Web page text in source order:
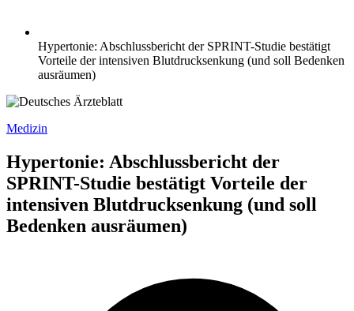
Hypertonie: Abschlussbericht der SPRINT-Studie bestätigt
Vorteile der intensiven Blutdrucksenkung (und soll Bedenken
ausräumen)
Medizin
Hypertonie: Abschlussbericht der
SPRINT-Studie bestätigt Vorteile der
intensiven Blutdrucksenkung (und soll
Bedenken ausräumen)